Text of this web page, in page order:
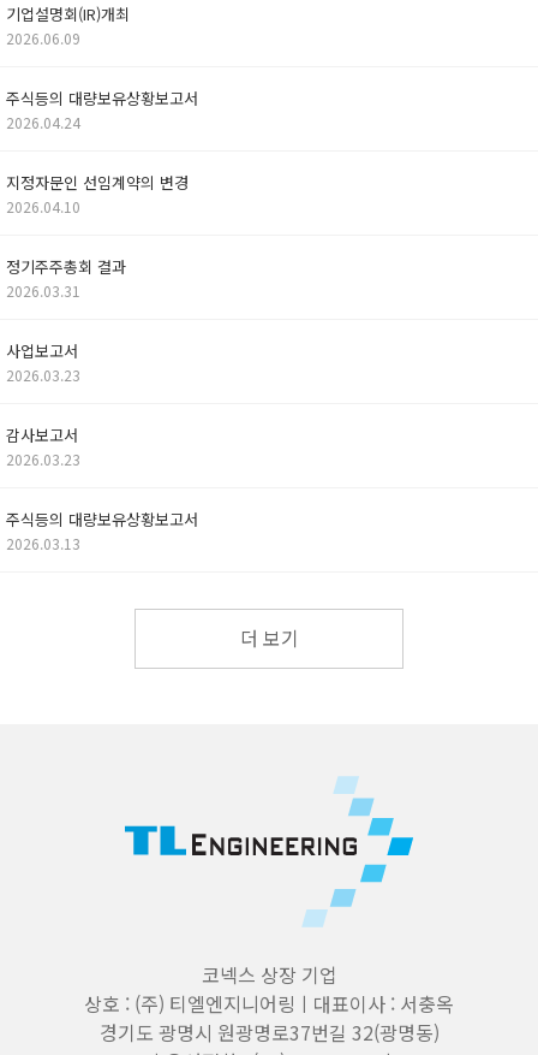
기업설명회(IR)개최
2026.06.09
주식등의 대량보유상황보고서
2026.04.24
지정자문인 선임계약의 변경
2026.04.10
정기주주총회 결과
2026.03.31
사업보고서
2026.03.23
감사보고서
2026.03.23
주식등의 대량보유상황보고서
2026.03.13
더 보기
코넥스 상장 기업
상호 : (주) 티엘엔지니어링ㅣ대표이사 : 서충옥
경기도 광명시 원광명로37번길 32(광명동)